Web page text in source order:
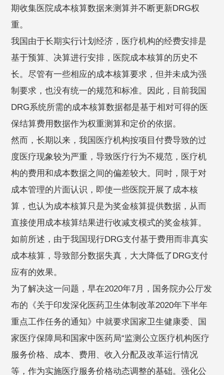
期收集医院成本核算数据来测算并不断更新DRG权
重。
我国由于长期实行计划经济，医疗机构的经费安排是
基于预算、决算进行安排，医院成本核算的历史不
长。尽管有一些相应的成本核算要求，但并未成为强
制要求，也没有统一的规范和标准。因此，目前我国
DRG系统所需的成本核算数据都是基于相对可得的医
保结算费用数据作为权重测算和定价的依据。
然而，长期以来，我国医疗机构按项目付费导致的过
度医疗现象较为严重，导致医疗行为不规范，医疗机
构的费用和成本数据之间的偏差较大。同时，限于对
成本管理的片面认识，即使一些医院开展了成本核
算，也认为成本核算只是为奖金核算提供数据，从而
直接使用成本核算结果进行收减支模式的奖金核算。
如前所述，由于我国现行DRG支付基于费用而非真实
成本核算，导致部分数据失真，大大降低了DRG支付
应有的效果。
为了解决这一问题，早在2020年7月，国务院办公厅发
布的《关于印发深化医药卫生体制改革2020年下半年
重点工作任务的通知》中就要求国家卫生健康委、国
家医疗保障局和国家中医药局“监测公立医疗机构医疗
服务价格、成本、费用、收入分配及改革运行情况
等，作为实施医疗服务价格动态调整的基础。强化公